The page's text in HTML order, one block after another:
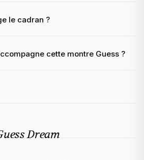
le cadran ?
cette montre Guess ?
Dream